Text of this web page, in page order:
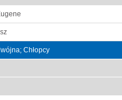
Chłopcy